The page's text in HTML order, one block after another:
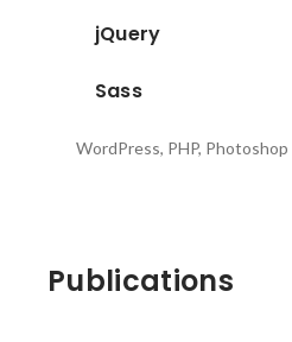
jQuery
Sass
WordPress, PHP, Photoshop
Publications